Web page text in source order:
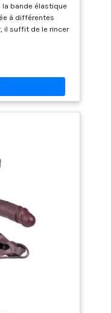
la bande élastique
à différentes
il suffit de le rincer
veuillez nous
à résoudre votre